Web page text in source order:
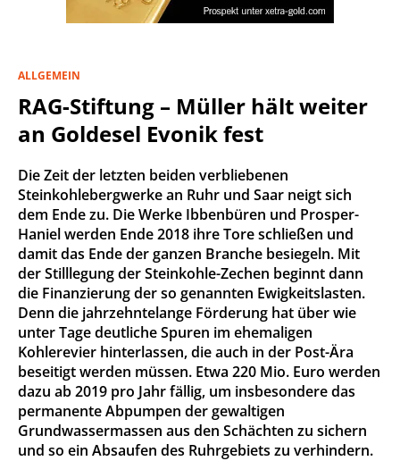
ALLGEMEIN
RAG-Stiftung – Müller hält weiter
an Goldesel Evonik fest
Die Zeit der letzten beiden verbliebenen
Steinkohlebergwerke an Ruhr und Saar neigt sich
dem Ende zu. Die Werke Ibbenbüren und Prosper-
Haniel werden Ende 2018 ihre Tore schließen und
damit das Ende der ganzen Branche besiegeln. Mit
der Stilllegung der Steinkohle-Zechen beginnt dann
die Finanzierung der so genannten Ewigkeitslasten.
Denn die jahrzehntelange Förderung hat über wie
unter Tage deutliche Spuren im ehemaligen
Kohlerevier hinterlassen, die auch in der Post-Ära
beseitigt werden müssen. Etwa 220 Mio. Euro werden
dazu ab 2019 pro Jahr fällig, um insbesondere das
permanente Abpumpen der gewaltigen
Grundwassermassen aus den Schächten zu sichern
und so ein Absaufen des Ruhrgebiets zu verhindern.